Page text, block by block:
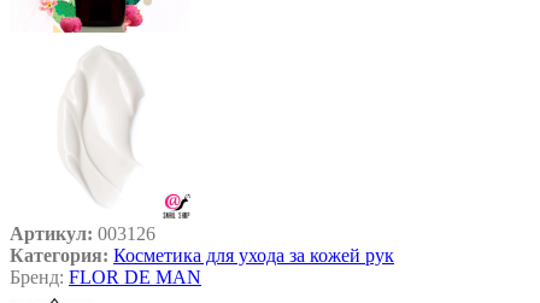
Артикул: 003126
Категория: Косметика для ухода за кожей рук
Бренд: FLOR DE MAN